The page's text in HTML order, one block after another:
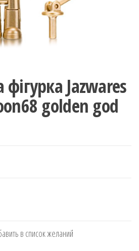
Jazwares
golden god
в список желаний